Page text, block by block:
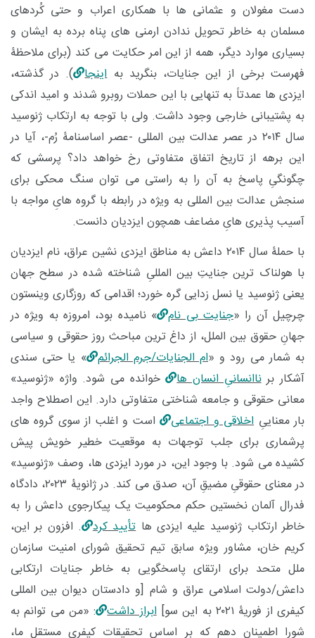
دست مغولان و عثمانی ها با همکاری اعراب و حتی کُردهای
مسلمان به خاطر تحویل ندادن ارمنی های پناه برده به ایشان و
بسیاری موارد دیگر، همه از این امر حکایت می کند (برای ملاحظۀ
فهرست برخی از این جنایات، بنگرید بهاینجا ). در گذشته،
ایزدی ها عمدتاً به تنهایی با این حملات روبرو شدند و امید اندکی
به پشتیبانی خارجی وجود داشت. ولی با توجه به ارتکاب ژنوسید
سال ۲۰۱۴ در عصر عدالت بین المللی -عصر اساسنامۀ رُم-، آیا در
این برهه از تاریخ اتفاق متفاوتی رخ خواهد داد؟ پرسشی که
چگونگیِ پاسخ به آن را به راستی می توان سنگ محکی برای
سنجش عدالت بین المللی به ویژه در رابطه با گروه هایِ مواجه با
آسیب پذیری هایِ مضاعف همچون ایزدیان دانست.
با حملۀ سال ۲۰۱۴ داعش به مناطق ایزدی نشین عراق، نام ایزدیان
با هولناک ترین جنایتِ بین المللیِ شناخته شده در سطح جهان
یعنی ژنوسید یا نسل زدایی گره خورد؛ اقدامی که روزگاری وینستون
چرچیل آن را «جنایت بی نام » نامیده بود، امروزه به ویژه در
جهانِ حقوق بین الملل، از داغ ترین مباحث روز حقوقی و سیاسی
به شمار می رود و «ام الجنایات/جرم الجرائم » یا حتی سندی
آشکار برناانسانیِ انسان ها خوانده می شود. واژه «ژنوسید»
معانی حقوقی و جامعه شناختی متفاوتی دارد. این اصطلاح واجد
بار معناییِ اخلاقی و اجتماعی
است و اغلب از سوی گروه های
پرشماری برای جلب توجهات به موقعیت خطیر خویش پیش
کشیده می شود. با وجود این، در مورد ایزدی ها، وصف «ژنوسید»
در معنای حقوقیِ مضیقِ آن، صدق می کند. در ژانویۀ ۲۰۲۳، دادگاه
فدرال آلمان نخستین حکم محکومیت یک پیکارجوی داعش را به
خاطر ارتکاب ژنوسید علیه ایزدی هاتأیید کرد
. افزون بر این،
کریم خان، مشاور ویژه سابق تیم تحقیق شورای امنیت سازمان
ملل متحد برای ارتقای پاسخگویی به خاطر جنایات ارتکابی
داعش/دولت اسلامی عراق و شام [و دادستان دیوان بین المللی
کیفری از فوریۀ ۲۰۲۱ به این سو]
ابراز داشت : «من می توانم به
شورا اطمینان دهم که بر اساس تحقیقات کیفری مستقل ما،